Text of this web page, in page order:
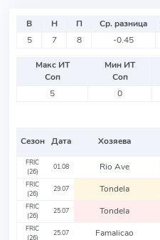
В Н П Ср. разница
5
7 8 -0.45
Макс ИТ
Соп
Мин ИТ
Соп
5
0
Сезон Дата Хозяева
FRIC
(26)
01.08 Rio Ave
FRIC
(26)
29.07 Tondela
FRIC
(26)
25.07 Tondela
FRIC
(26)
25.07 Famalicao